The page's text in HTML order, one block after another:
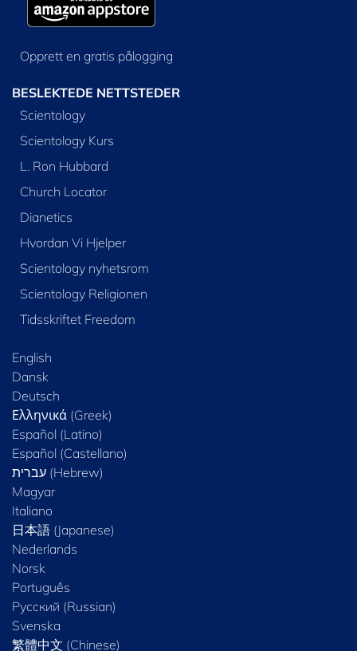
Opprett en gratis pålogging
BESLEKTEDE NETTSTEDER
Scientology
Scientology Kurs
L. Ron Hubbard
Church Locator
Dianetics
Hvordan Vi Hjelper
Scientology nyhetsrom
Scientology Religionen
Tidsskriftet Freedom
English
Dansk
Deutsch
Ελληνικά (Greek)
Español (Latino)
Español (Castellano)
Magyar
Italiano
日本語 (Japanese)
Nederlands
Norsk
Português
Русский (Russian)
Svenska
繁體中文 (Chinese)